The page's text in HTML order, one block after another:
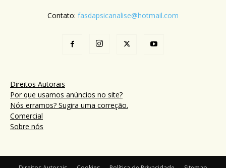
Contato: fasdapsicanalise@hotmail.com
Direitos Autorais
Por que usamos anúncios no site?
Nós erramos? Sugira uma correção.
Comercial
Sobre nós